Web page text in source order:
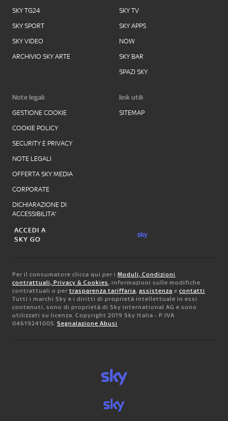
SKY TG24
SKY SPORT
SKY VIDEO
ARCHIVIO SKY ARTE
SKY TV
SKY APPS
NOW
SKY BAR
SPAZI SKY
Note legali:
GESTIONE COOKIE
COOKIE POLICY
SECURITY E PRIVACY
NOTE LEGALI
OFFERTA SKY MEDIA
CORPORATE
DICHIARAZIONE DI
ACCESSIBILITA'
link utili
SITEMAP
ACCEDI A
SKY GO
Per il consumatore clicca qui per i Moduli, Condizioni
contrattuali, Privacy & Cookies, informazioni sulle modifiche
contrattuali o per trasparenza tariffaria, assistenza e contatti.
Tutti i marchi Sky e i diritti di proprietà intellettuale in essi
contenuti, sono di proprietà di Sky international AG e sono
utilizzati su licenza. Copyright 2019 Sky Italia - P.IVA
04619241005. Segnalazione Abusi